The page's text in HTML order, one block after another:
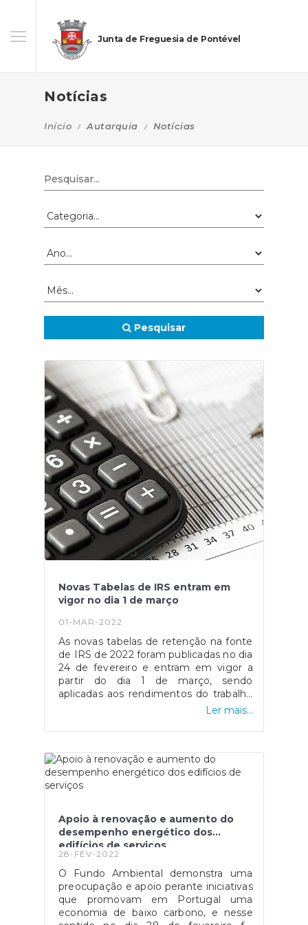
Junta de Freguesia de Pontével
Notícias
Início Autarquia Notícias
Pesquisar
Novas Tabelas de IRS entram em
vigor no dia 1 de março
01-MAR-2022
As novas tabelas de retenção na fonte
de IRS de 2022 foram publicadas no dia
24 de fevereiro e entram em vigor a
partir do dia 1 de março, sendo
aplicadas aos rendimentos do trabalho
dependente, e tendo em vista a
salariais e dos novos escalões do IRS
pretende criar.O Governo explica que
desta forma os limites dos intervalos
dos escalões passaram por uma nova
redução das taxas já implementada
desde de janeiro, levando a que seja
possível uma contínua aproximação
entre o imposto retido e o imposto
disso, esta atualização prevenirá casos
"em que os aumentos salariais se
possam traduzir no imediato em
diminuição de remuneração líquida",
Ler mais...
Apoio à renovação e aumento do
desempenho energético dos
edifícios de serviços
28-FEV-2022
O Fundo Ambiental demonstra uma
preocupação e apoio perante iniciativas
que promovam em Portugal uma
economia de baixo carbono, e nesse